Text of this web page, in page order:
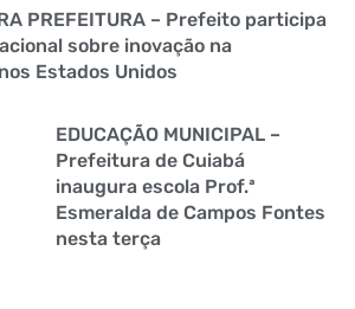
PREFEITURA – Prefeito participa
sobre inovação na
Estados Unidos
EDUCAÇÃO MUNICIPAL –
Prefeitura de Cuiabá
inaugura escola Prof.ª
Esmeralda de Campos Fontes
nesta terça